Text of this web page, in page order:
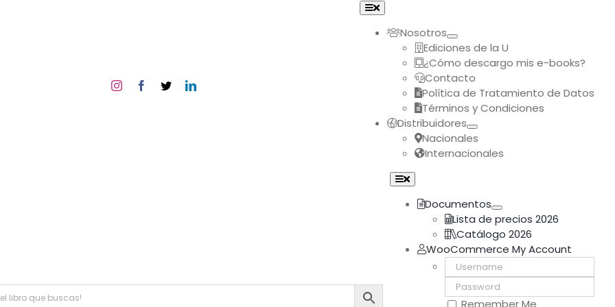
Toggle
Navigation
Nosotros
Ediciones de la U
¿Cómo descargo mis e-books?
Contacto
Política de Tratamiento de Datos
Términos y Condiciones
Distribuidores
Nacionales
Internacionales
Toggle
Navigation
Documentos
Lista de precios 2026
Catálogo 2026
WooCommerce My Account
Username:
Password:
Remember Me